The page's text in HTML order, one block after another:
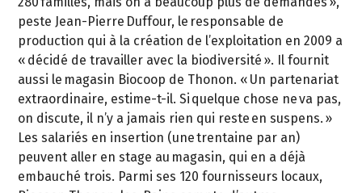
peste Jean-Pierre Duffour, le responsable de
production qui à la création de l’exploitation en 2009 a
« décidé de travailler avec la biodiversité ». Il fournit
aussi le magasin Biocoop de Thonon. « Un partenariat
extraordinaire, estime-t-il. Si quelque chose ne va pas,
on discute, il n’y a jamais rien qui reste en suspens. »
Les salariés en insertion (une trentaine par an)
peuvent aller en stage au magasin, qui en a déjà
embauché trois. Parmi ses 120 fournisseurs locaux,